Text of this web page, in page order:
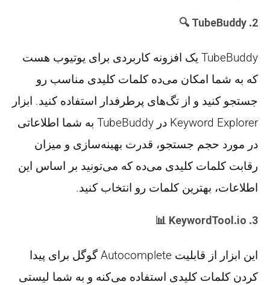
2.
TubeBuddy
🔍
TubeBuddy یک افزونه کاربردی برای یوتیوب هست
که به شما امکان می‌ده کلمات کلیدی مناسب رو
جستجو کنید و از تگ‌های پرطرفدار استفاده کنید. ابزار
Keyword Explorer
در TubeBuddy به شما اطلاعاتی
در مورد حجم جستجو، قدرت بهینه‌سازی و میزان
رقابت کلمات کلیدی می‌ده که می‌تونید بر اساس این
اطلاعات، بهترین کلمات رو انتخاب کنید​.
3.
KeywordTool.io
📊
این ابزار از قابلیت Autocomplete گوگل برای پیدا
کردن کلمات کلیدی استفاده می‌کنه و به شما لیستی